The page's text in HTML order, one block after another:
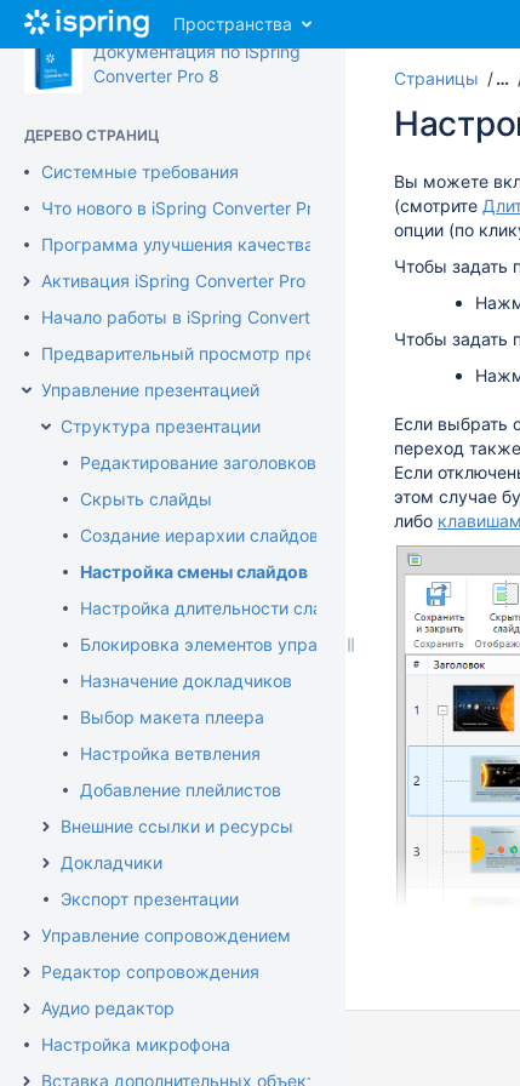
Перейти
главному
содержимому
assistive.skiplink.to.header.menu
assistive.skiplink.to.quick.search
Пространства
Документация по iSpring
Converter Pro 8
ДЕРЕВО СТРАНИЦ
Системные требования
Что нового в iSpring Converter Pro 8
Программа улучшения качества продукта
Активация iSpring Converter Pro
Начало работы в iSpring Converter Pro
Предварительный просмотр презентации
Управление презентацией
Структура презентации
Редактирование заголовков слайдов
Скрыть слайды
Создание иерархии слайдов
Настройка смены слайдов
Настройка длительности слайда
Блокировка элементов управления
Назначение докладчиков
Выбор макета плеера
Настройка ветвления
Добавление плейлистов
Внешние ссылки и ресурсы
Докладчики
Экспорт презентации
Управление сопровождением
Редактор сопровождения
Аудио редактор
Настройка микрофона
Вставка дополнительных объектов
Страницы …
Вы можете
(смотрите
опции (по
Чтобы задать
Чтобы задать
Если выбрать
переход
Если
этом случае
либо